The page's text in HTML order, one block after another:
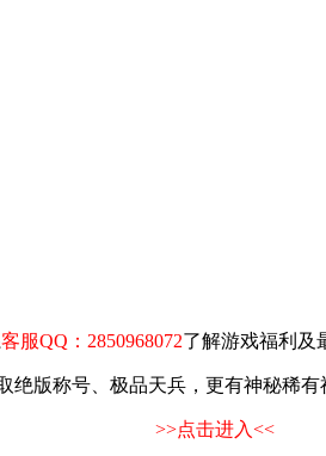
客服QQ：2850968072了解游戏福利及
称号、极品天兵，更有神秘稀有
>>点击进入<<